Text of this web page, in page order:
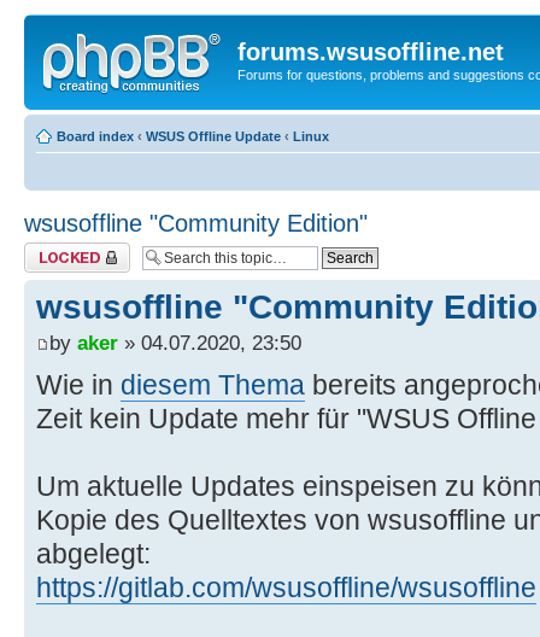
forums.wsusoffline.net
Forums for questions, problems and suggestions
Board index ‹ WSUS Offline Update ‹ Linux
wsusoffline "Community Edition"
Topic locked
wsusoffline "Community
by aker » 04.07.2020, 23:50
Wie in diesem Thema bereits
Zeit kein Update mehr für "WSUS
Um aktuelle Updates einspeisen zu
Kopie des Quelltextes von wsusoffline
abgelegt:
https://gitlab.com/wsusoffline/wsusoffline